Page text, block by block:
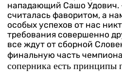
нападающий Сашо Удович.
считалась фаворитом, а
особых успехов от нас
требования совершенно
все ждут от сборной
финальную часть
соперника есть принципы